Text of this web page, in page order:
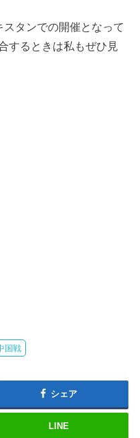
タンでの開催となって
するときは私もぜひ見
国戦
シェア
LINE